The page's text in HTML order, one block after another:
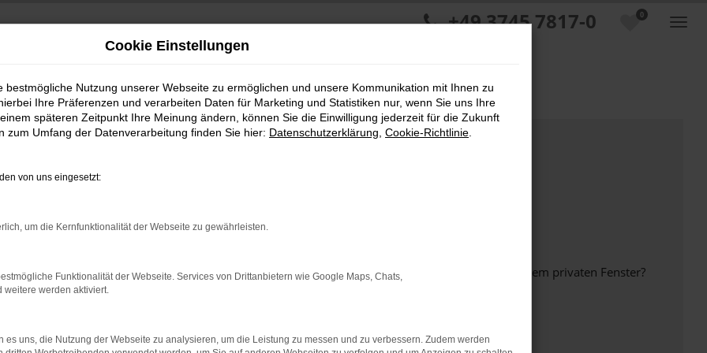
0
+49 3745 7817-0
bestimmter Seiten verhindern. Funktioniert die Seite in einem anderen Browser oder in einem privaten Fenster?
beheben.
auf dem neuesten Stand sind.
Cookie Einstellungen
bestmögliche Nutzung unserer Webseite zu ermöglichen und unsere Kommunikation mit Ihnen zu
Ihre Präferenzen und verarbeiten Daten für Marketing und Statistiken nur, wenn Sie uns Ihre
späteren Zeitpunkt Ihre Meinung ändern, können Sie die Einwilligung jederzeit für die Zukunft
zum Umfang der Datenverarbeitung finden Sie hier: Datenschutzerklärung Cookie-Richtlinie
von uns eingesetzt:
um die Kernfunktionalität der Webseite zu gewährleisten.
Funktionalität der Webseite. Services von Drittanbietern wie Google Maps, Chats,
weitere werden aktiviert.
es uns, die Nutzung der Webseite zu analysieren, um die Leistung zu messen und zu verbessern. Zudem werden